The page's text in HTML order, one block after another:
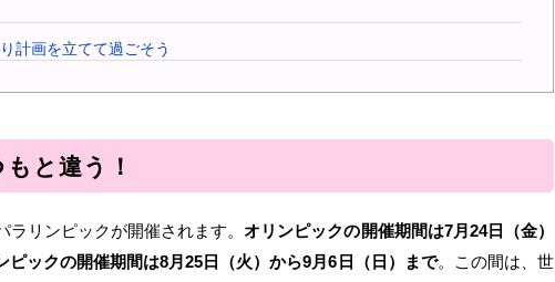
計画を立てて過ごそう
と違う！
ラリンピックが開催されます。オリンピックの開催期間は7月24日（金）
ピックの開催期間は8月25日（火）から9月6日（日）まで。この間は、世